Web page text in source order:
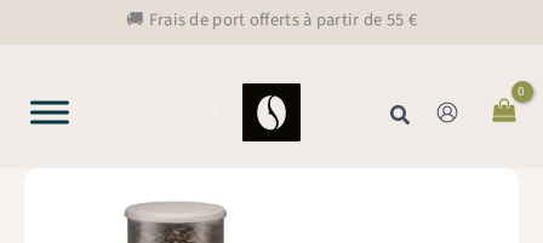
🚚 Frais de port offerts à partir de 55 €
Rechercher